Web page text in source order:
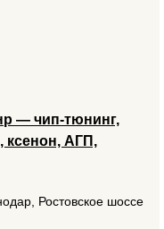
— чип-тюнинг,
ксенон, АГП,
Ростовское шоссе